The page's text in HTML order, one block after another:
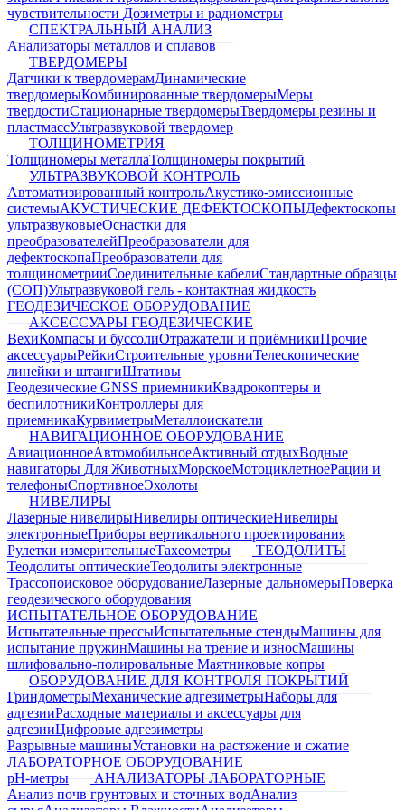
чувствительности Дозиметры и радиометры
СПЕКТРАЛЬНЫЙ АНАЛИЗ
Анализаторы металлов и сплавов
ТВЕРДОМЕРЫ
Датчики к твердомерамДинамические
твердомерыКомбинированные твердомерыМеры
твердостиСтационарные твердомерыТвердомеры резины и
пластмассУльтразвуковой твердомер
ТОЛЩИНОМЕТРИЯ
Толщиномеры металлаТолщиномеры покрытий
УЛЬТРАЗВУКОВОЙ КОНТРОЛЬ
Автоматизированный контрольАкустико-эмиссионные
системыАКУСТИЧЕСКИЕ ДЕФЕКТОСКОПЫДефектоскопы
ультразвуковыеОснастки для
преобразователейПреобразователи для
дефектоскопаПреобразователи для
толщинометрииСоединительные кабелиСтандартные образцы
(СОП)Ультразвуковой гель - контактная жидкость
ГЕОДЕЗИЧЕСКОЕ ОБОРУДОВАНИЕ
АКСЕССУАРЫ ГЕОДЕЗИЧЕСКИЕ
ВехиКомпасы и буссолиОтражатели и приёмникиПрочие
аксессуарыРейкиСтроительные уровниТелескопические
линейки и штангиШтативы
Геодезические GNSS приемникиКвадрокоптеры и
беспилотникиКонтроллеры для
приемникаКурвиметрыМеталлоискатели
НАВИГАЦИОННОЕ ОБОРУДОВАНИЕ
АвиационноеАвтомобильноеАктивный отдыхВодные
навигаторы Для ЖивотныхМорскоеМотоциклетноеРации и
телефоныСпортивноеЭхолоты
НИВЕЛИРЫ
Лазерные нивелирыНивелиры оптическиеНивелиры
электронныеПриборы вертикального проектирования
Рулетки измерительныеТахеометры
ТЕОДОЛИТЫ
Теодолиты оптическиеТеодолиты электронные
Трассопоисковое оборудованиеЛазерные дальномерыПоверка
геодезического оборудования
ИСПЫТАТЕЛЬНОЕ ОБОРУДОВАНИЕ
Испытательные прессыИспытательные стендыМашины для
испытание пружинМашины на трение и износМашины
шлифовально-полировальные Маятниковые копры
ОБОРУДОВАНИЕ ДЛЯ КОНТРОЛЯ ПОКРЫТИЙ
ГриндометрыМеханические адгезиметрыНаборы для
адгезииРасходные материалы и аксессуары для
адгезииЦифровые адгезиметры
Разрывные машиныУстановки на растяжение и сжатие
ЛАБОРАТОРНОЕ ОБОРУДОВАНИЕ
pH-метры
АНАЛИЗАТОРЫ ЛАБОРАТОРНЫЕ
Анализ почв грунтовых и сточных водАнализ